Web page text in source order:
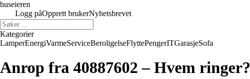
huseieren
Logg påOpprett brukerNyhetsbrevet
Kategorier
LamperEnergiVarmeServiceBeroligelseFlyttePengerITGarasjeSofa
Anrop fra 40887602 – Hvem ringer?